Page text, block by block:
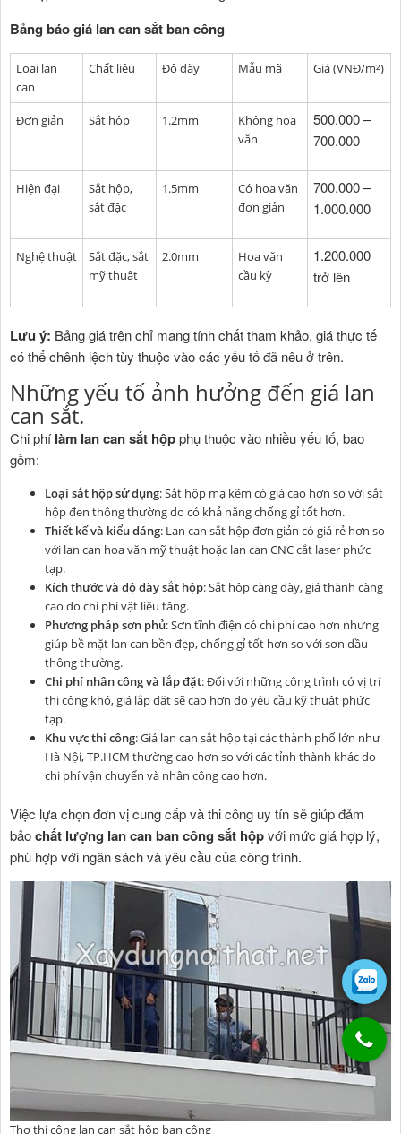
Bảng báo giá lan can sắt ban công
Loại lan
can
Chất liệu Độ dày Mẫu mã Giá (VNĐ/m²)
Đơn giản Sắt hộp 1.2mm
Không hoa
văn
500.000 –
700.000
Hiện đại
Sắt hộp,
sắt đặc
1.5mm
Có hoa văn
đơn giản
700.000 –
1.000.000
Nghệ thuật
Sắt đặc, sắt
mỹ thuật
2.0mm
Hoa văn
cầu kỳ
1.200.000
trở lên
Lưu ý: Bảng giá trên chỉ mang tính chất tham khảo, giá thực tế
có thể chênh lệch tùy thuộc vào các yếu tố đã nêu ở trên.
Những yếu tố ảnh hưởng đến giá lan
can sắt.
Chi phílàm lan can sắt hộpphụ thuộc vào nhiều yếu tố, bao
gồm:
Loại sắt hộp sử dụng: Sắt hộp mạ kẽm có giá cao hơn so với sắt
hộp đen thông thường do có khả năng chống gỉ tốt hơn.
Thiết kế và kiểu dáng: Lan can sắt hộp đơn giản có giá rẻ hơn so
với lan can hoa văn mỹ thuật hoặc lan can CNC cắt laser phức
tạp.
Kích thước và độ dày sắt hộp: Sắt hộp càng dày, giá thành càng
cao do chi phí vật liệu tăng.
Phương pháp sơn phủ: Sơn tĩnh điện có chi phí cao hơn nhưng
giúp bề mặt lan can bền đẹp, chống gỉ tốt hơn so với sơn dầu
thông thường.
Chi phí nhân công và lắp đặt: Đối với những công trình có vị trí
thi công khó, giá lắp đặt sẽ cao hơn do yêu cầu kỹ thuật phức
tạp.
Khu vực thi công: Giá lan can sắt hộp tại các thành phố lớn như
Hà Nội, TP.HCM thường cao hơn so với các tỉnh thành khác do
chi phí vận chuyển và nhân công cao hơn.
Việc lựa chọn đơn vị cung cấp và thi công uy tín sẽ giúp đảm
bảochất lượng lan can ban công sắt hộpvới mức giá hợp lý,
phù hợp với ngân sách và yêu cầu của công trình.
Thợ thi công lan can sắt hộp ban công